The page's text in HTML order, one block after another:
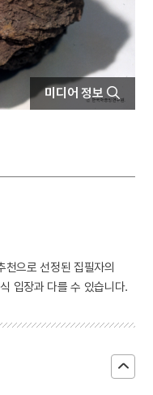
미디어 정보
천으로 선정된 집필자의
입장과 다를 수 있습니다.